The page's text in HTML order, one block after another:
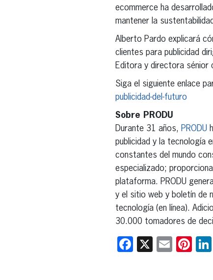
ecommerce ha
mantener la
Alberto Pardo explicará
clientes para publicidad
Editora y directora sénior
Siga el siguiente enlace
publicidad-del-futuro
Sobre PRODU
Durante 31 años, PRODU
publicidad y la tecnología
constantes del mundo
especializado;
plataforma. PRODU
y el sitio web y boletín de
tecnología (en línea).
30.000 tomadores de
Facebook
X Email